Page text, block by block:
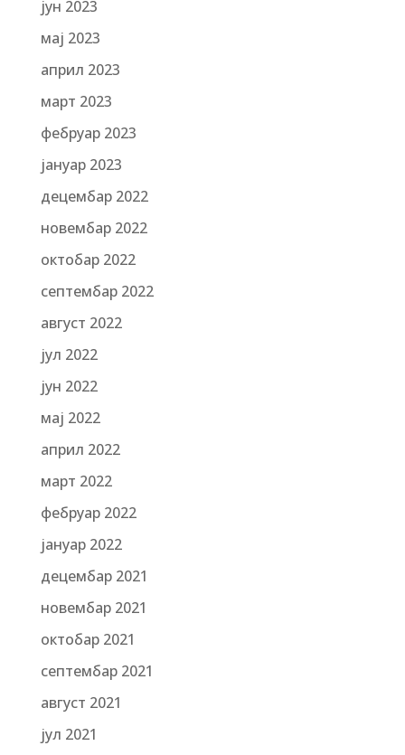
јун 2023
мај 2023
април 2023
март 2023
фебруар 2023
јануар 2023
децембар 2022
новембар 2022
октобар 2022
септембар 2022
август 2022
јул 2022
јун 2022
мај 2022
април 2022
март 2022
фебруар 2022
јануар 2022
децембар 2021
новембар 2021
октобар 2021
септембар 2021
август 2021
јул 2021